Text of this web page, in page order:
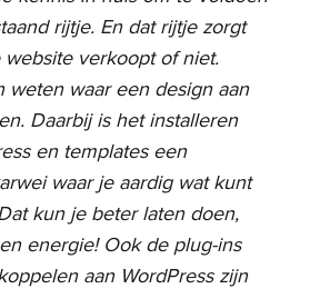
rijtje. En dat rijtje zorgt
verkoopt of niet.
weten waar een design aan
Daarbij is het installeren
en templates een
waar je aardig wat kunt
kun je beter laten doen,
energie! Ook de plug-ins
aan WordPress zijn